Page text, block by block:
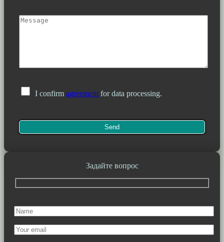
I confirmagreement for data processing.
Задайте вопрос